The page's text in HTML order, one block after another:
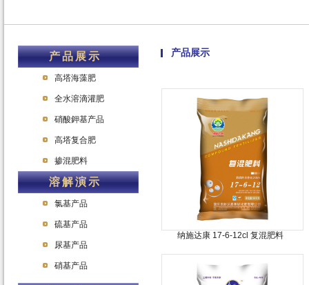
产品展示
高塔海藻肥
全水溶滴灌肥
硝酸鉀基产品
高塔复合肥
掺混肥料
溶解演示
氯基产品
硫基产品
尿基产品
硝基产品
产品展示
纳施达康 17-6-12cl 复混肥料